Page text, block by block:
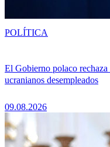
El Gobierno polaco
ucranianos desempleados
09.08.2026
POLÍTICA